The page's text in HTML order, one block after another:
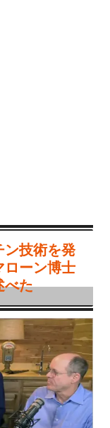
ン技術を発
ローン博士
べた